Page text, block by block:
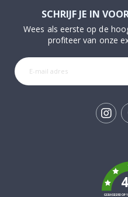
SCHRIJF JE IN
Wees als eerste op de
profiteer van onze
GEBASEERD OP